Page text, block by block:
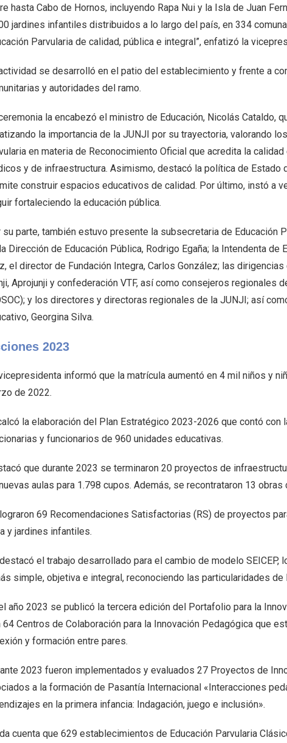
hasta Cabo de Hornos, incluyendo Rapa Nui y la Isla de Juan
jardines infantiles distribuidos a lo largo del país, en 334
Parvularia de calidad, pública e integral”, enfatizó la
se desarrolló en el patio del establecimiento y frente a
y autoridades del ramo.
la encabezó el ministro de Educación, Nicolás Cataldo,
la importancia de la JUNJI por su trayectoria, valorando
en materia de Reconocimiento Oficial que acredita la
y de infraestructura. Asimismo, destacó la política de Estado
construir espacios educativos de calidad. Por último, instó a
fortaleciendo la educación pública.
su parte, también estuvo presente la subsecretaria de Educación
Dirección de Educación Pública, Rodrigo Egaña; la Intendenta de
el director de Fundación Integra, Carlos González; las
Aprojunji y confederación VTF, así como consejeros regionales
y los directores y directoras regionales de la JUNJI; así
Georgina Silva.
2023
informó que la matrícula aumentó en 4 mil niños y
de 2022.
la elaboración del Plan Estratégico 2023-2026 que contó con
y funcionarios de 960 unidades educativas.
que durante 2023 se terminaron 20 proyectos de
aulas para 1.798 cupos. Además, se recontrataron 13
69 Recomendaciones Satisfactorias (RS) de proyectos
y jardines infantiles.
el trabajo desarrollado para el cambio de modelo SEICEP,
simple, objetiva e integral, reconociendo las particularidades de
año 2023 se publicó la tercera edición del Portafolio para la
64 Centros de Colaboración para la Innovación Pedagógica que
y formación entre pares.
2023 fueron implementados y evaluados 27 Proyectos de
a la formación de Pasantía Internacional «Interacciones
en la primera infancia: Indagación, juego e inclusión».
cuenta que 629 establecimientos de Educación Parvularia